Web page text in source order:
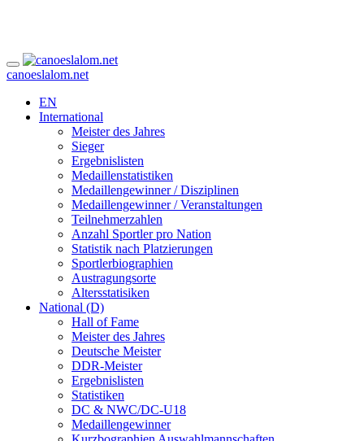
canoeslalom.net
EN
International
Meister des Jahres
Sieger
Ergebnislisten
Medaillenstatistiken
Medaillengewinner / Disziplinen
Medaillengewinner / Veranstaltungen
Teilnehmerzahlen
Anzahl Sportler pro Nation
Statistik nach Platzierungen
Sportlerbiographien
Austragungsorte
Altersstatisiken
National (D)
Hall of Fame
Meister des Jahres
Deutsche Meister
DDR-Meister
Ergebnislisten
Statistiken
DC & NWC/DC-U18
Medaillengewinner